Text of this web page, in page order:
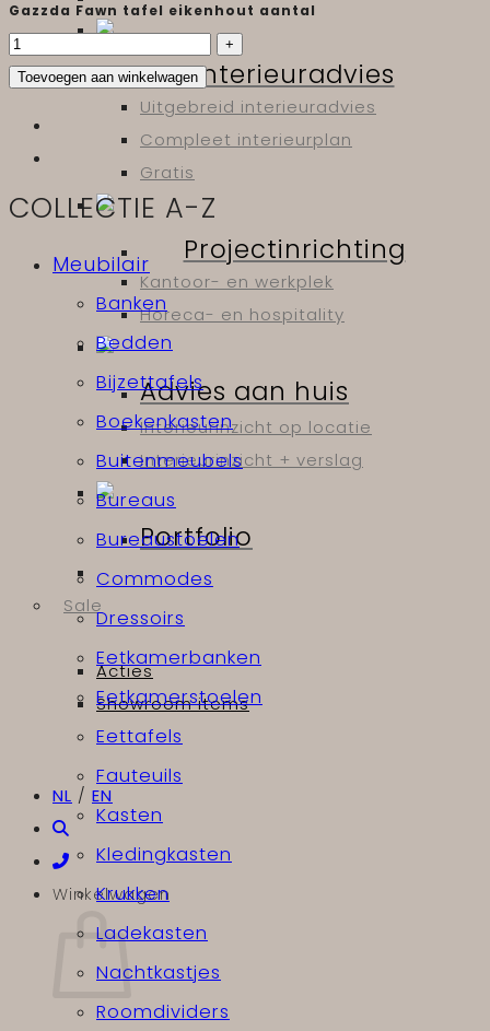
Interieuradvies
Uitgebreid interieuradvies
Compleet interieurplan
Gratis
Projectinrichting
Kantoor- en werkplek
Horeca- en hospitality
Advies aan huis
Interieurinzicht op locatie
Interieurinzicht + verslag
Portfolio
Sale
Acties
Showroom items
NL / EN
Winkelwagen
Gazzda Fawn tafel eikenhout aantal
Toevoegen aan winkelwagen
COLLECTIE A-Z
Meubilair
Banken
Bedden
Bijzettafels
Boekenkasten
Buitenmeubels
Bureaus
Bureaustoelen
Commodes
Dressoirs
Eetkamerbanken
Eetkamerstoelen
Eettafels
Fauteuils
Kasten
Kledingkasten
Krukken
Ladekasten
Nachtkastjes
Roomdividers